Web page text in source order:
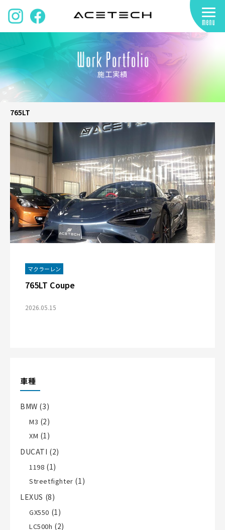
施工実績
765LT
マクラーレン
765LT Coupe
2026.05.15
車種
BMW (3)
M3 (2)
XM (1)
DUCATI (2)
1198 (1)
Streetfighter (1)
LEXUS (8)
GX550 (1)
LC500h (2)